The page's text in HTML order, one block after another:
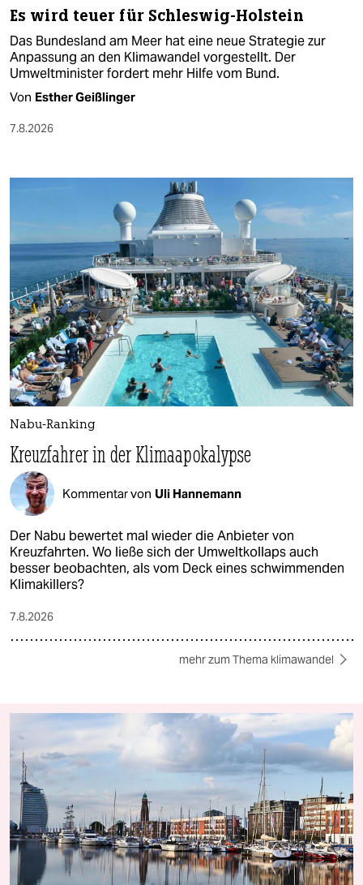
Es wird teuer für Schleswig-Holstein
Das Bundesland am Meer hat eine neue Strategie zur
Anpassung an den Klimawandel vorgestellt. Der
Umweltminister fordert mehr Hilfe vom Bund.
Von Esther Geißlinger
7.8.2026
Nabu-Ranking
Kreuzfahrer in der Klimaapokalypse
Kommentar von Uli Hannemann
Der Nabu bewertet mal wieder die Anbieter von
Kreuzfahrten. Wo ließe sich der Umweltkollaps auch
besser beobachten, als vom Deck eines schwimmenden
Klimakillers?
7.8.2026
mehr zum Thema klimawandel